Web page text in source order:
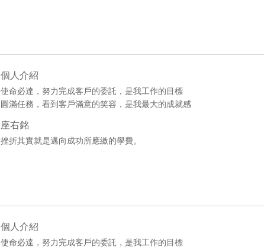
個人介紹
使命必達，努力完成客戶的委託，是我工作的目標
圓滿任務，看到客戶滿意的笑容，是我最大的成就感
座右銘
挫折其實就是邁向成功所應繳的學費。
個人介紹
使命必達，努力完成客戶的委託，是我工作的目標